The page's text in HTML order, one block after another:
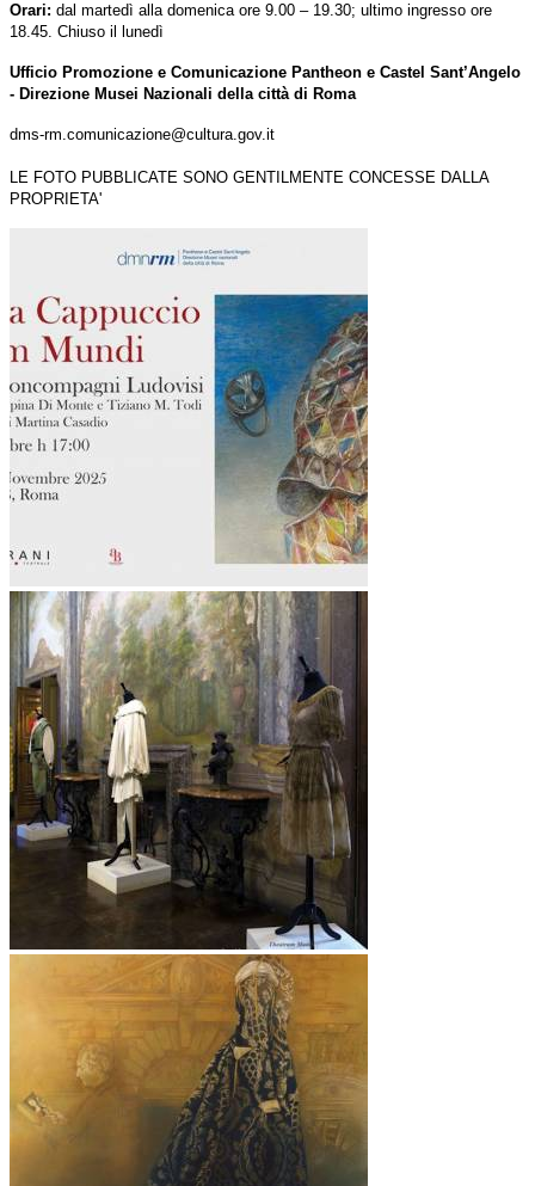
Orari: dal martedì alla domenica ore 9.00 – 19.30; ultimo ingresso ore
18.45. Chiuso il lunedì
Ufficio Promozione e Comunicazione Pantheon e Castel Sant’Angelo
- Direzione Musei Nazionali della città di Roma
dms-rm.comunicazione@cultura.gov.it
LE FOTO PUBBLICATE SONO GENTILMENTE CONCESSE DALLA
PROPRIETA'